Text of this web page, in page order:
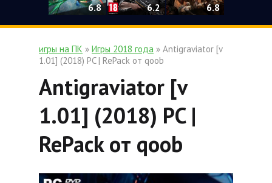
6.8 6.2 6.8
игры на ПК » Игры 2018 года » Antigraviator [v
1.01] (2018) PC | RePack от qoob
Antigraviator [v
1.01] (2018) PC |
RePack от qoob